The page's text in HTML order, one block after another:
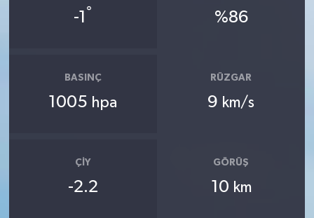
-1 ° %86
BASINÇ
1005 hpa
RÜZGAR
9 km/s
ÇIY
-2.2
GÖRÜŞ
10 km